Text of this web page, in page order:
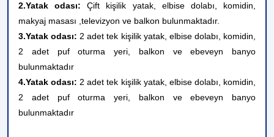
2.Yatak odası:Çift kişilik yatak, elbise dolabı, komidin,
makyaj masası ,televizyon ve balkon bulunmaktadır.
3.Yatak odası: 2 adet tek kişilik yatak, elbise dolabı, komidin,
2 adet puf oturma yeri, balkon ve ebeveyn banyo
bulunmaktadır
4.Yatak odası: 2 adet tek kişilik yatak, elbise dolabı, komidin,
2 adet puf oturma yeri, balkon ve ebeveyn banyo
bulunmaktadır